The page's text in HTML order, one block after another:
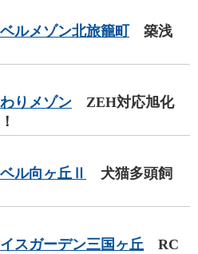
ルメゾン北旅籠町
築浅
りメゾン
ZEH対応旭化
ル向ヶ丘Ⅱ
犬猫多頭飼
スガーデン三国ヶ丘
RC